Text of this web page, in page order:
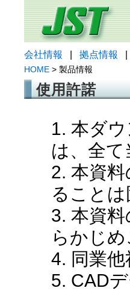
会社情報 拠点情報
HOME > 製品情報
使用許諾
1. 本ダ
は、全
2. 本資
ること
3. 本資
らかじ
4. 同業
5. CAD